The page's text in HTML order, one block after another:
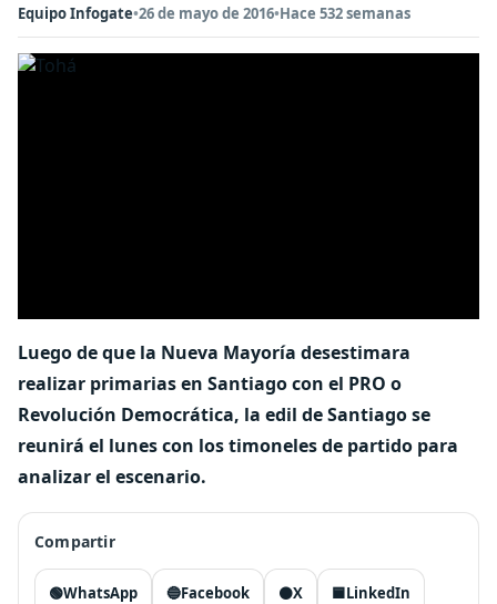
Equipo Infogate•26 de mayo de 2016•Hace 532 semanas
Luego de que la Nueva Mayoría desestimara
realizar primarias en Santiago con el PRO o
Revolución Democrática, la edil de Santiago se
reunirá el lunes con los timoneles de partido para
analizar el escenario.
Compartir
🟢WhatsApp 🔵Facebook ⚫X 🟦LinkedIn